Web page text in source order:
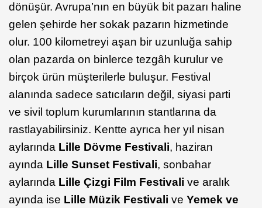
dönüşür. Avrupa’nın en büyük bit pazarı haline
gelen şehirde her sokak pazarın hizmetinde
olur. 100 kilometreyi aşan bir uzunluğa sahip
olan pazarda on binlerce tezgâh kurulur ve
birçok ürün müşterilerle buluşur. Festival
alanında sadece satıcıların değil, siyasi parti
ve sivil toplum kurumlarının stantlarına da
rastlayabilirsiniz. Kentte ayrıca her yıl nisan
aylarında Lille Dövme Festivali, haziran
ayında Lille Sunset Festivali, sonbahar
aylarında Lille Çizgi Film Festivali ve aralık
ayında ise Lille Müzik Festivali ve Yemek ve